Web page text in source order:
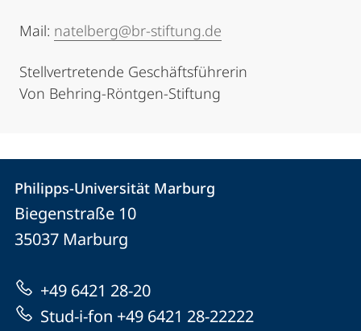
Mail: natelberg@br-stiftung.de
Stellvertretende Geschäftsführerin
Von Behring-Röntgen-Stiftung
Kontakt
und
Informationen
zur
Website
Kontaktinformationen
Philipps-
Universität
Marburg
Philipps-Universität Marburg
Biegenstraße 10
35037 Marburg
+49 6421 28-20
Stud-i-fon +49 6421 28-22222